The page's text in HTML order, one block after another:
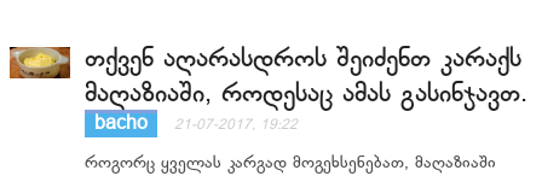
თქვენ აღარასდროს შეიძენთ კარაქს
მაღაზიაში, როდესაც ამას გასინჯავთ.
bacho 21-07-2017, 19:22
როგორც ყველას კარგად მოგეხსენებათ, მაღაზიაში